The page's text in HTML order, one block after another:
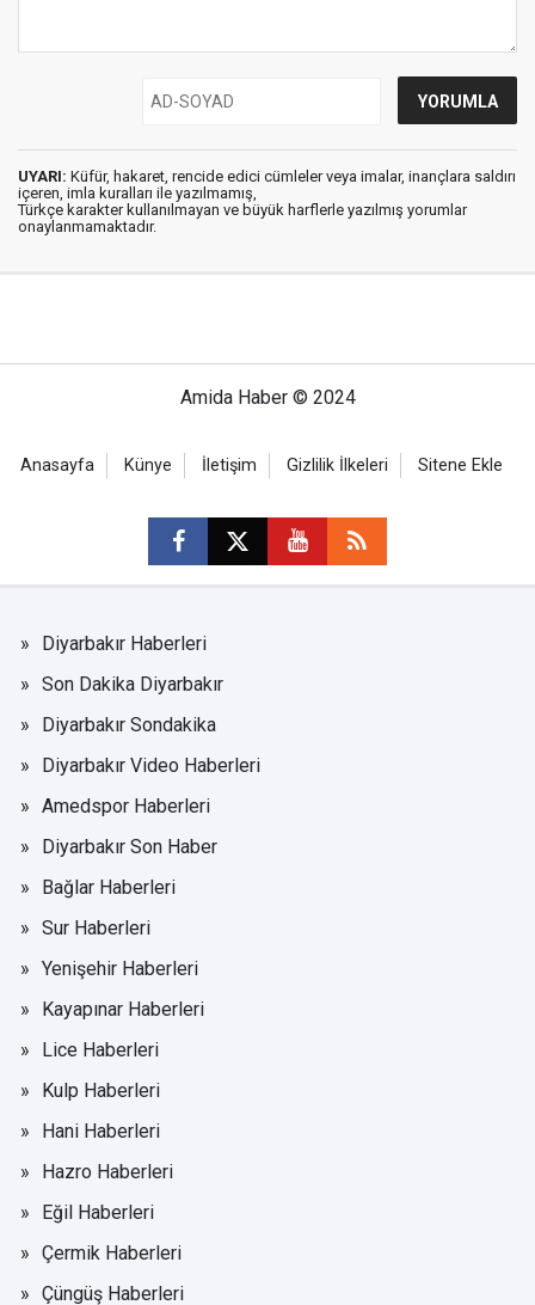
UYARI: Küfür, hakaret, rencide edici cümleler veya imalar, inançlara saldırı
içeren, imla kuralları ile yazılmamış,
Türkçe karakter kullanılmayan ve büyük harflerle yazılmış yorumlar
onaylanmamaktadır.
Amida Haber © 2024
Anasayfa Künye İletişim Gizlilik İlkeleri Sitene Ekle
Diyarbakır Haberleri
Son Dakika Diyarbakır
Diyarbakır Sondakika
Diyarbakır Video Haberleri
Amedspor Haberleri
Diyarbakır Son Haber
Bağlar Haberleri
Sur Haberleri
Yenişehir Haberleri
Kayapınar Haberleri
Lice Haberleri
Kulp Haberleri
Hani Haberleri
Hazro Haberleri
Eğil Haberleri
Çermik Haberleri
Çüngüş Haberleri